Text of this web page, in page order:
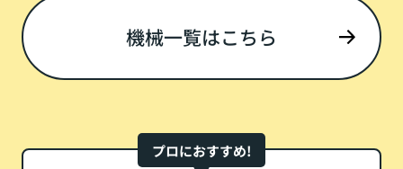
機械一覧はこちら
プロにおすすめ!